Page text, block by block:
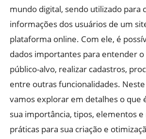
mundo digital, sendo utilizado para
informações dos usuários de um
plataforma online. Com ele, é
dados importantes para entender
público-alvo, realizar cadastros,
entre outras funcionalidades.
vamos explorar em detalhes o que
sua importância, tipos, elementos
práticas para sua criação e